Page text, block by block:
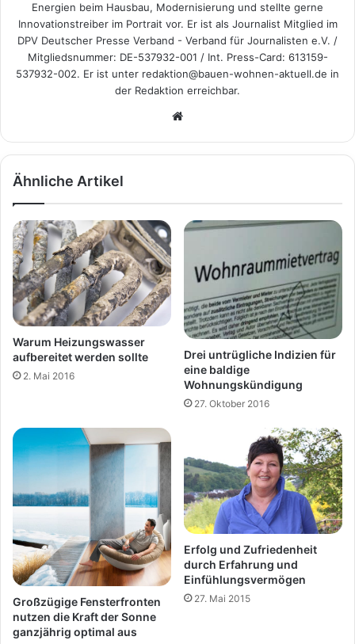
Energien beim Hausbau, Modernisierung und stellte gerne
Innovationstreiber im Portrait vor. Er ist als Journalist Mitglied im
DPV Deutscher Presse Verband - Verband für Journalisten e.V. /
Mitgliedsnummer: DE-537932-001 / Int. Press-Card: 613159-
537932-002. Er ist unter redaktion@bauen-wohnen-aktuell.de in
der Redaktion erreichbar.
eit
Ähnliche Artikel
Warum Heizungswasser
aufbereitet werden sollte
2. Mai 2016
Drei untrügliche Indizien für
eine baldige
Wohnungskündigung
27. Oktober 2016
Großzügige Fensterfronten
nutzen die Kraft der Sonne
ganzjährig optimal aus
Erfolg und Zufriedenheit
durch Erfahrung und
Einfühlungsvermögen
27. Mai 2015